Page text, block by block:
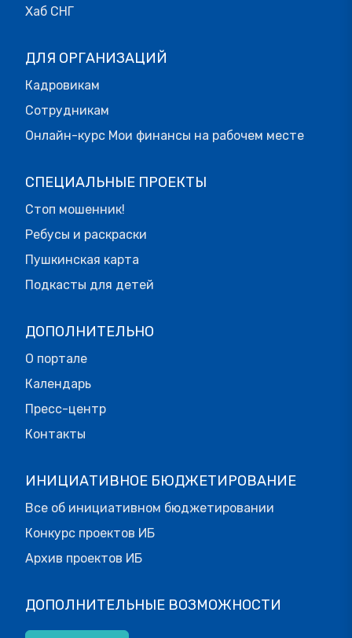
Хаб СНГ
ДЛЯ ОРГАНИЗАЦИЙ
Кадровикам
Сотрудникам
Онлайн-курс Мои финансы на рабочем месте
СПЕЦИАЛЬНЫЕ ПРОЕКТЫ
Стоп мошенник!
Ребусы и раскраски
Пушкинская карта
Подкасты для детей
ДОПОЛНИТЕЛЬНО
О портале
Календарь
Пресс-центр
Контакты
ИНИЦИАТИВНОЕ БЮДЖЕТИРОВАНИЕ
Все об инициативном бюджетировании
Конкурс проектов ИБ
Архив проектов ИБ
ДОПОЛНИТЕЛЬНЫЕ ВОЗМОЖНОСТИ